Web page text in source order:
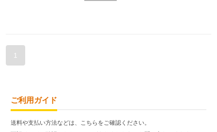
1
ご利用ガイド
送料や支払い方法などは、こちらをご確認ください。